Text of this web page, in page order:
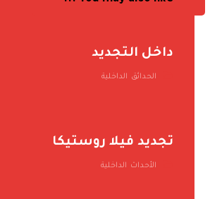
داخل التجديد
الحدائق الداخلية
تجديد فيلا روستيكا
الأحداث الداخلية